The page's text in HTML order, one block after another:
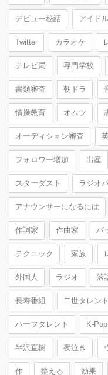
デビュー秘話 アイド
Twitter カラオケ
テレビ局 専門学校
書類審査 朝ドラ
情操教育 オムツ
オーディション審査
フォロワー増加 出産
スターダスト ラジオ
アナウンサーになるには
作詞家 作曲家 バ
テクニック 家族
外国人 ラジオ 落
長寿番組 二世タレント
ハーフタレント K-
半沢直樹 夜泣き
作 整える 効果